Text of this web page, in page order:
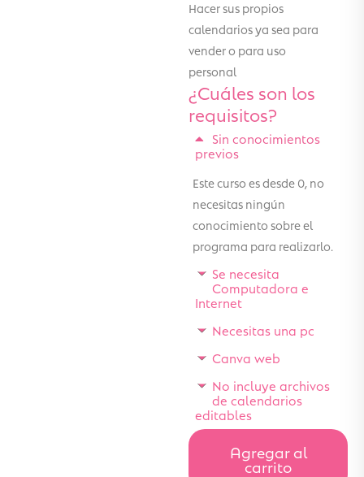
Hacer sus propios
calendarios ya sea para
vender o para uso
personal
¿Cuáles son los
requisitos?
Sin conocimientos
previos
Este curso es desde 0, no
necesitas ningún
conocimiento sobre el
programa para realizarlo.
Se necesita
Computadora e
Internet
Necesitas una pc
Canva web
No incluye archivos
de calendarios
editables
Agregar al
carrito